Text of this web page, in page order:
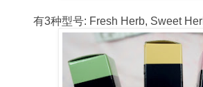
有3种型号: Fresh Herb, Sweet